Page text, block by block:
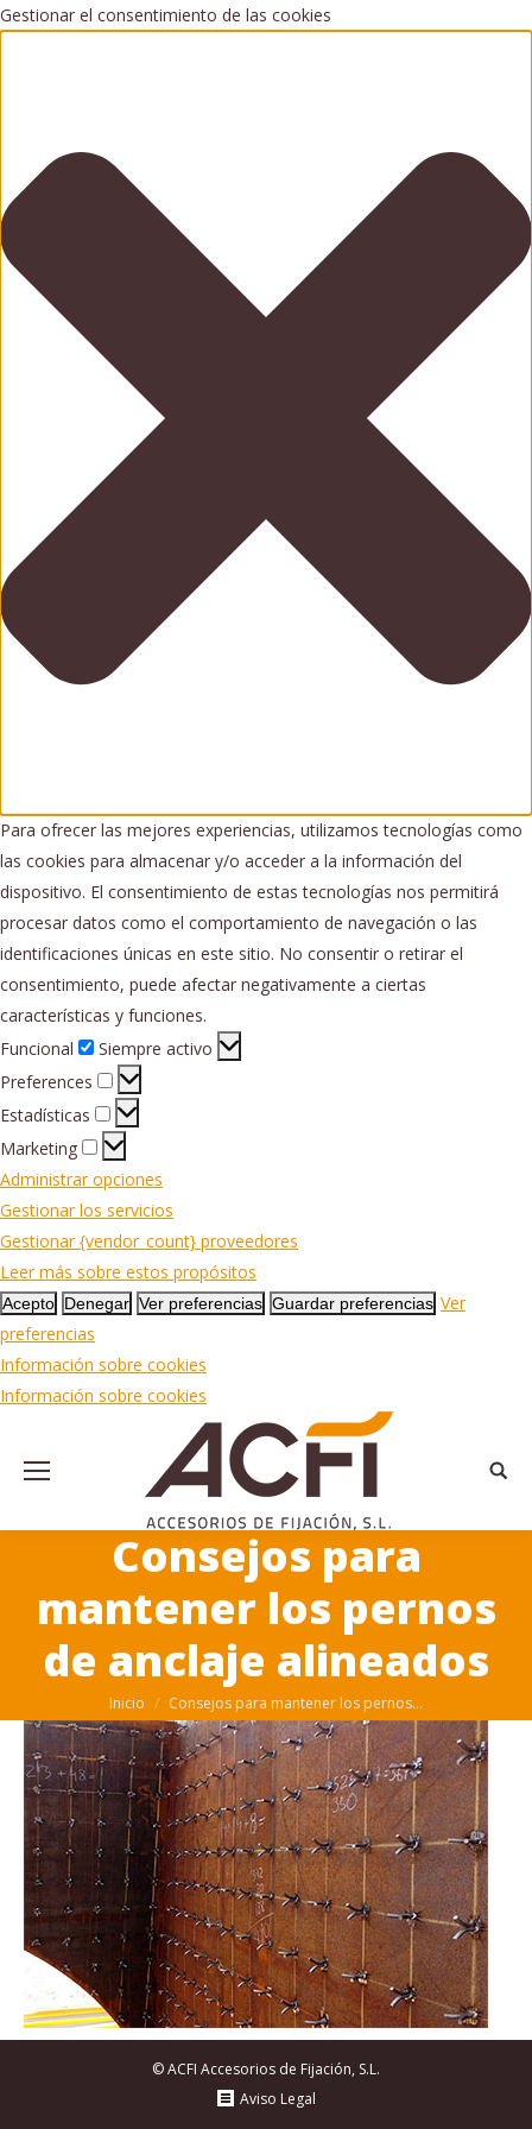
Gestionar el consentimiento de las cookies
Para ofrecer las mejores experiencias, utilizamos tecnologías como
las cookies para almacenar y/o acceder a la información del
dispositivo. El consentimiento de estas tecnologías nos permitirá
procesar datos como el comportamiento de navegación o las
identificaciones únicas en este sitio. No consentir o retirar el
consentimiento, puede afectar negativamente a ciertas
características y funciones.
Funcional
Funcional
Siempre activo
Preferences
Preferences
Estadísticas
Estadísticas
Marketing
Marketing
Administrar opciones
Gestionar los servicios
Gestionar {vendor_count} proveedores
Leer más sobre estos propósitos
Acepto Denegar Ver preferencias Guardar preferencias Ver
preferencias
Información sobre cookies
Información sobre cookies
Consejos para
mantener los pernos
de anclaje alineados
Inicio Consejos para mantener los pernos…
© ACFI Accesorios de Fijación, S.L.
Aviso Legal